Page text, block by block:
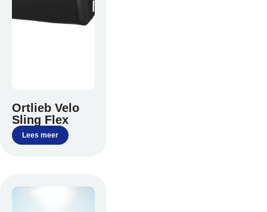
Maak een afspraak
Ortlieb Velo
Sling Flex
Lees meer